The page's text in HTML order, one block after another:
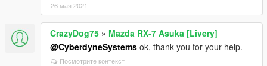
26 мая 2021
CrazyDog75 » Mazda RX-7 Asuka [Livery]
@CyberdyneSystems ok, thank you for your help.
Посмотрите контекст